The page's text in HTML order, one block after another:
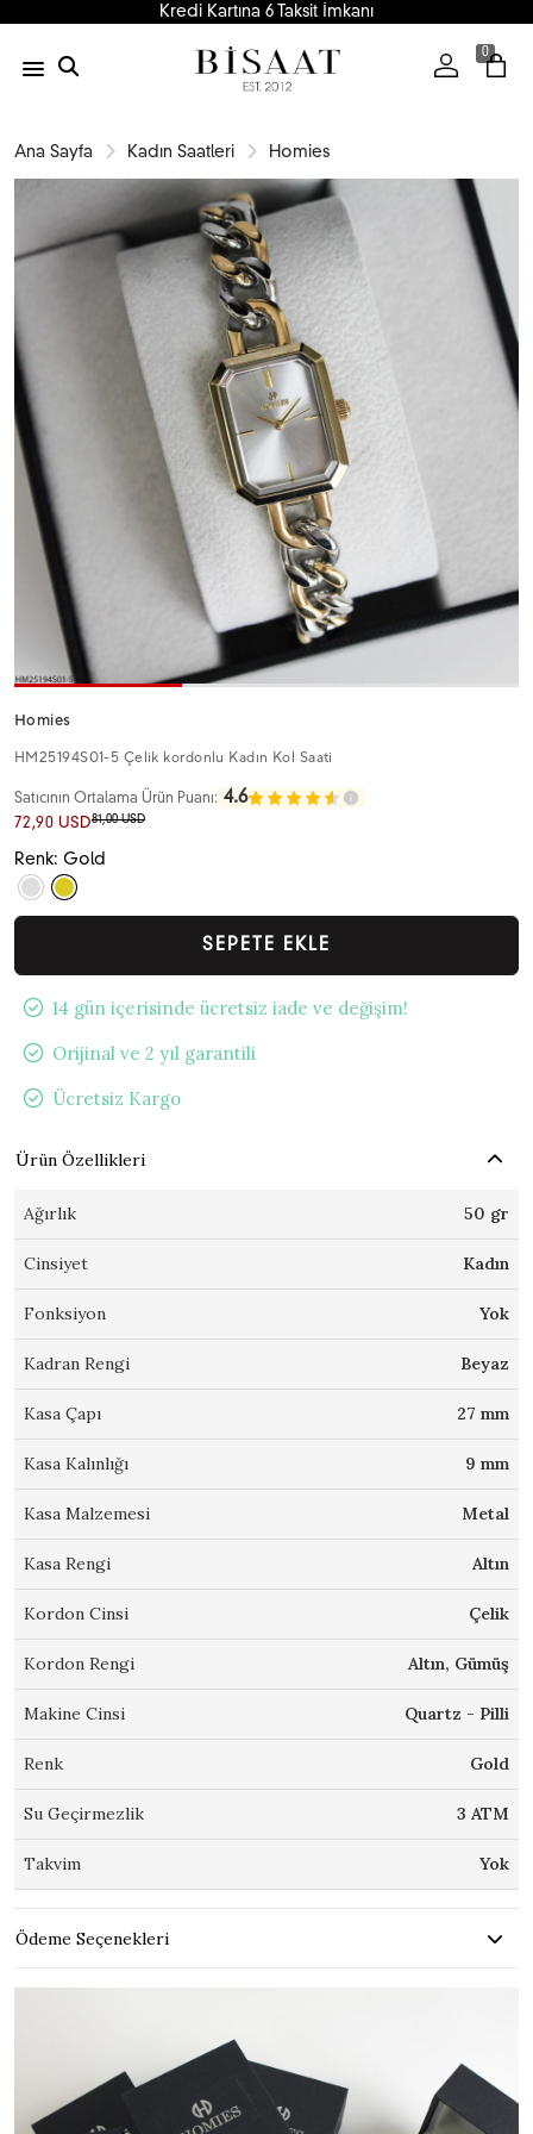
Kredi Kartına 6 Taksit İmkanı
0
Ana Sayfa Kadın Saatleri Homies
Homies
HM25194S01-5 Çelik kordonlu Kadın Kol Saati
Satıcının Ortalama Ürün Puanı: 4.6
72,90 USD81,00 USD
Renk: Gold
SEPETE EKLE
14 gün içerisinde ücretsiz iade ve değişim!
Orijinal ve 2 yıl garantili
Ücretsiz Kargo
Ürün Özellikleri
Ağırlık 50 gr
Cinsiyet Kadın
Fonksiyon Yok
Kadran Rengi Beyaz
Kasa Çapı 27 mm
Kasa Kalınlığı 9 mm
Kasa Malzemesi Metal
Kasa Rengi Altın
Kordon Cinsi Çelik
Kordon Rengi Altın, Gümüş
Makine Cinsi Quartz - Pilli
Renk Gold
Su Geçirmezlik 3 ATM
Takvim Yok
Ödeme Seçenekleri